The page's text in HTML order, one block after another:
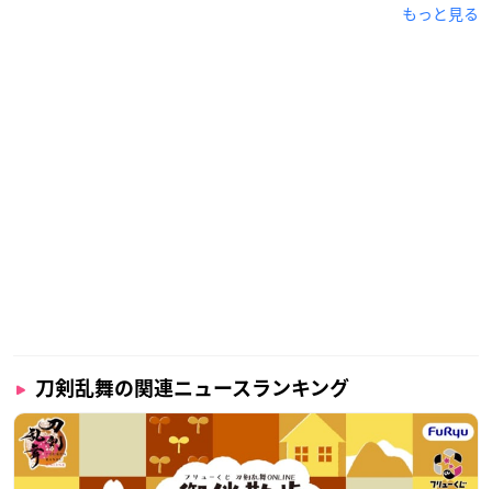
もっと見る
刀剣乱舞の関連ニュースランキング